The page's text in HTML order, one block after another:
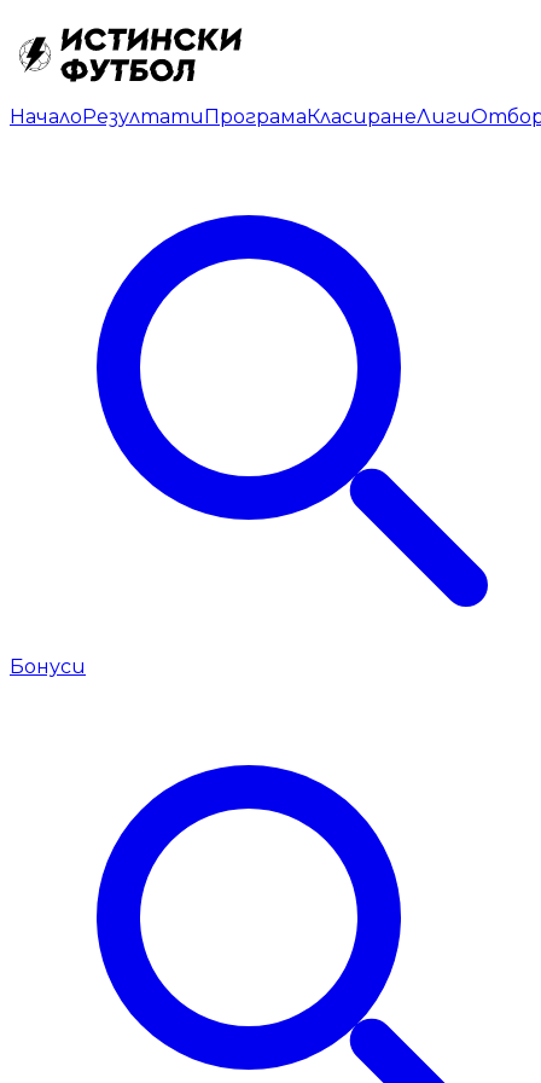
НачалоРезултатиПрограмаКласиранеЛиги
Бонуси